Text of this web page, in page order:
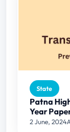
State
Patna
Year
2 June, 2024